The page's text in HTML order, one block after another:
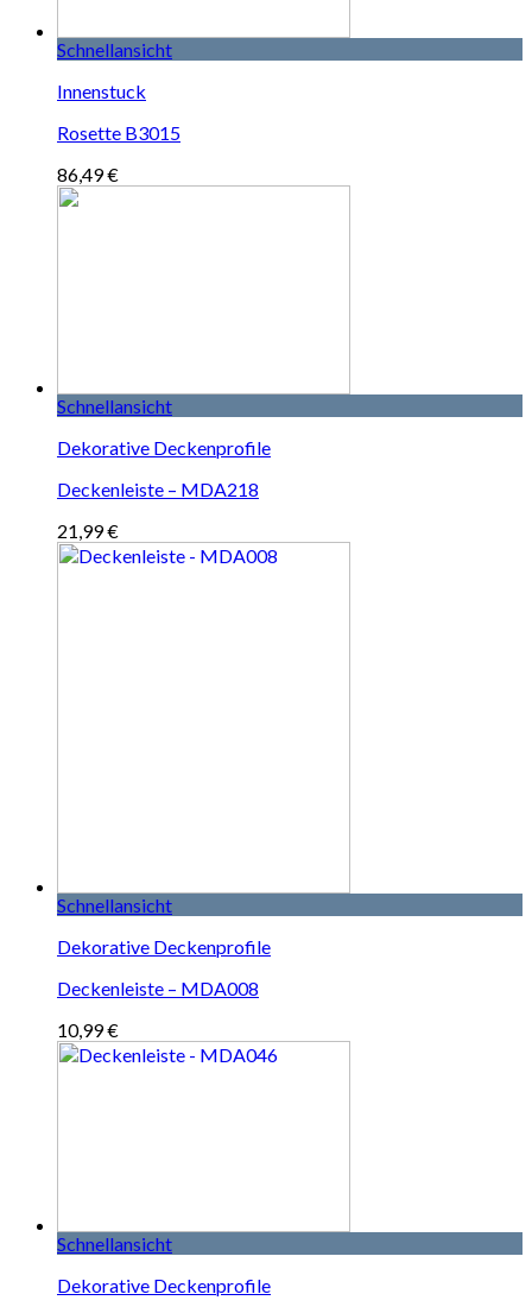
Schnellansicht
Innenstuck
Rosette B3015
86,49€
Schnellansicht
Dekorative Deckenprofile
Deckenleiste – MDA218
21,99€
Schnellansicht
Dekorative Deckenprofile
Deckenleiste – MDA008
10,99€
Schnellansicht
Dekorative Deckenprofile